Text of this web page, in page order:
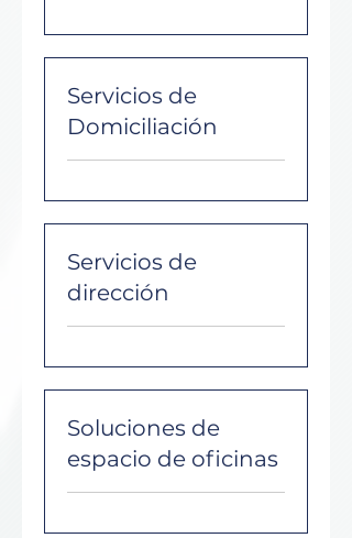
Servicios de
Domiciliación
Servicios de
dirección
Soluciones de
espacio de oficinas